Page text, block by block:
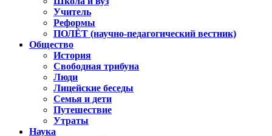
Учитель
Реформы
ПОЛЁТ (научно-педагогический вестник)
Общество
История
Свободная трибуна
Люди
Лицейские беседы
Семья и дети
Путешествие
Утраты
Наука